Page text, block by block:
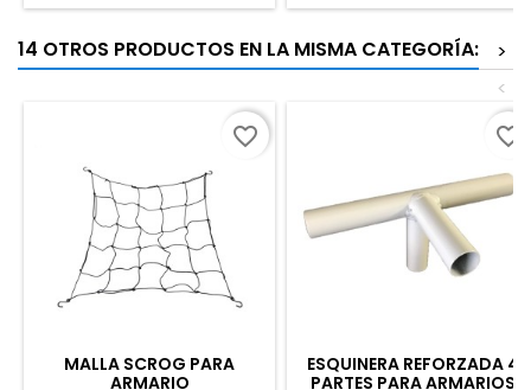
14 OTROS PRODUCTOS EN LA MISMA CATEGORÍA:
>
<
MALLA SCROG PARA
ARMARIO
favorite_border
ESQUINERA REFORZADA 4
PARTES PARA ARMARIOS
favorite_border